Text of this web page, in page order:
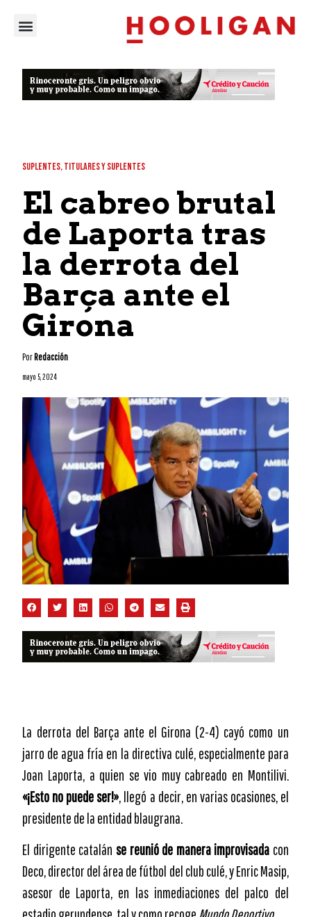
SUPLENTES,TITULARES Y SUPLENTES
El cabreo brutal
de Laporta tras
la derrota del
Barça ante el
Girona
PorRedacción
mayo 5, 2024
La derrota del Barça ante el Girona (2-4) cayó como un
jarro de agua fría en la directiva culé, especialmente para
Joan Laporta, a quien se vio muy cabreado en Montilivi.
«¡Esto no puede ser!», llegó a decir, en varias ocasiones, el
presidente de la entidad blaugrana.
El dirigente catalán se reunió de manera improvisada con
Deco, director del área de fútbol del club culé, y Enric Masip,
asesor de Laporta, en las inmediaciones del palco del